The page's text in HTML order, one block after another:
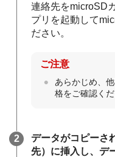
連絡先をmicroSD
プリを起動して
ださい。
ご注意
あらかじめ、
格をご確認くだ
データがコピーさ
先）に挿入し、デ